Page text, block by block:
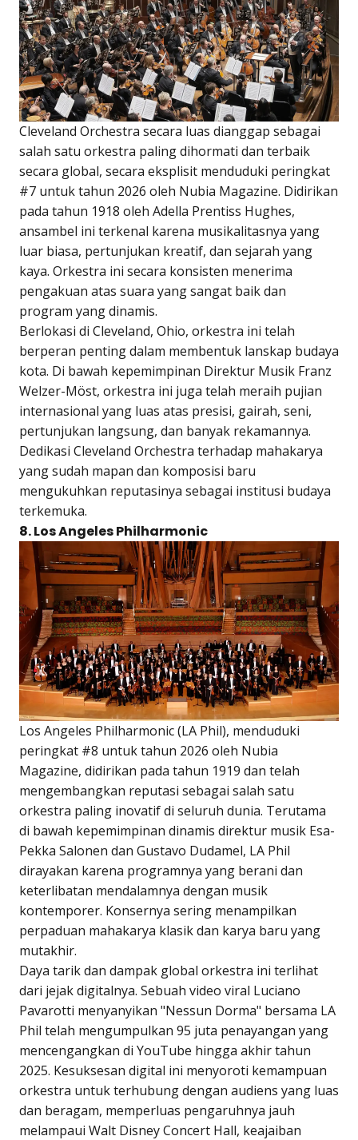
Cleveland Orchestra secara luas dianggap sebagai
salah satu orkestra paling dihormati dan terbaik
secara global, secara eksplisit menduduki peringkat
#7 untuk tahun 2026 oleh Nubia Magazine. Didirikan
pada tahun 1918 oleh Adella Prentiss Hughes,
ansambel ini terkenal karena musikalitasnya yang
luar biasa, pertunjukan kreatif, dan sejarah yang
kaya. Orkestra ini secara konsisten menerima
pengakuan atas suara yang sangat baik dan
program yang dinamis.
Berlokasi di Cleveland, Ohio, orkestra ini telah
berperan penting dalam membentuk lanskap budaya
kota. Di bawah kepemimpinan Direktur Musik Franz
Welzer-Möst, orkestra ini juga telah meraih pujian
internasional yang luas atas presisi, gairah, seni,
pertunjukan langsung, dan banyak rekamannya.
Dedikasi Cleveland Orchestra terhadap mahakarya
yang sudah mapan dan komposisi baru
mengukuhkan reputasinya sebagai institusi budaya
terkemuka.
8. Los Angeles Philharmonic
Los Angeles Philharmonic (LA Phil), menduduki
peringkat #8 untuk tahun 2026 oleh Nubia
Magazine, didirikan pada tahun 1919 dan telah
mengembangkan reputasi sebagai salah satu
orkestra paling inovatif di seluruh dunia. Terutama
di bawah kepemimpinan dinamis direktur musik Esa-
Pekka Salonen dan Gustavo Dudamel, LA Phil
dirayakan karena programnya yang berani dan
keterlibatan mendalamnya dengan musik
kontemporer. Konsernya sering menampilkan
perpaduan mahakarya klasik dan karya baru yang
mutakhir.
Daya tarik dan dampak global orkestra ini terlihat
dari jejak digitalnya. Sebuah video viral Luciano
Pavarotti menyanyikan "Nessun Dorma" bersama LA
Phil telah mengumpulkan 95 juta penayangan yang
mencengangkan di YouTube hingga akhir tahun
2025. Kesuksesan digital ini menyoroti kemampuan
orkestra untuk terhubung dengan audiens yang luas
dan beragam, memperluas pengaruhnya jauh
melampaui Walt Disney Concert Hall, keajaiban